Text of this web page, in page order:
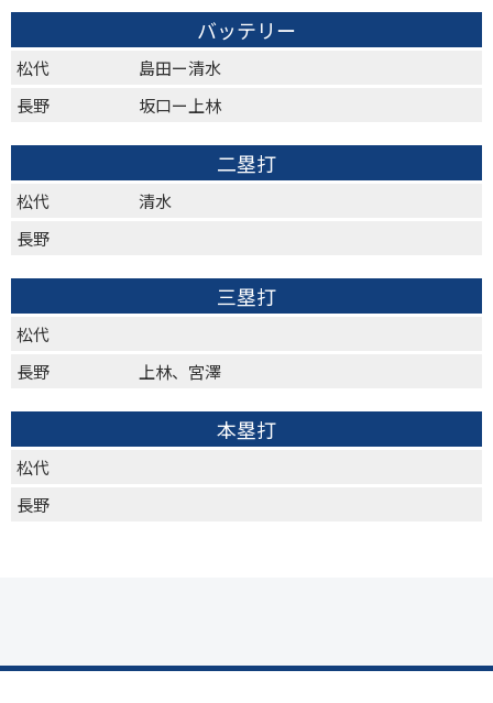
バッテリー
松代
島田ー清水
長野
坂口ー上林
二塁打
松代
清水
長野
三塁打
松代
長野
上林、宮澤
本塁打
松代
長野